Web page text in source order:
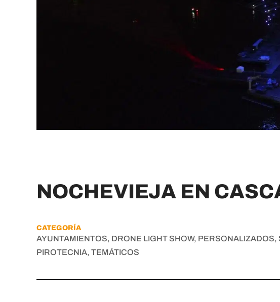
NOCHEVIEJA EN
CATEGORÍA
AYUNTAMIENTOS, DRONE LIGHT SHOW, PERSONALIZADOS,
PIROTECNIA, TEMÁTICOS